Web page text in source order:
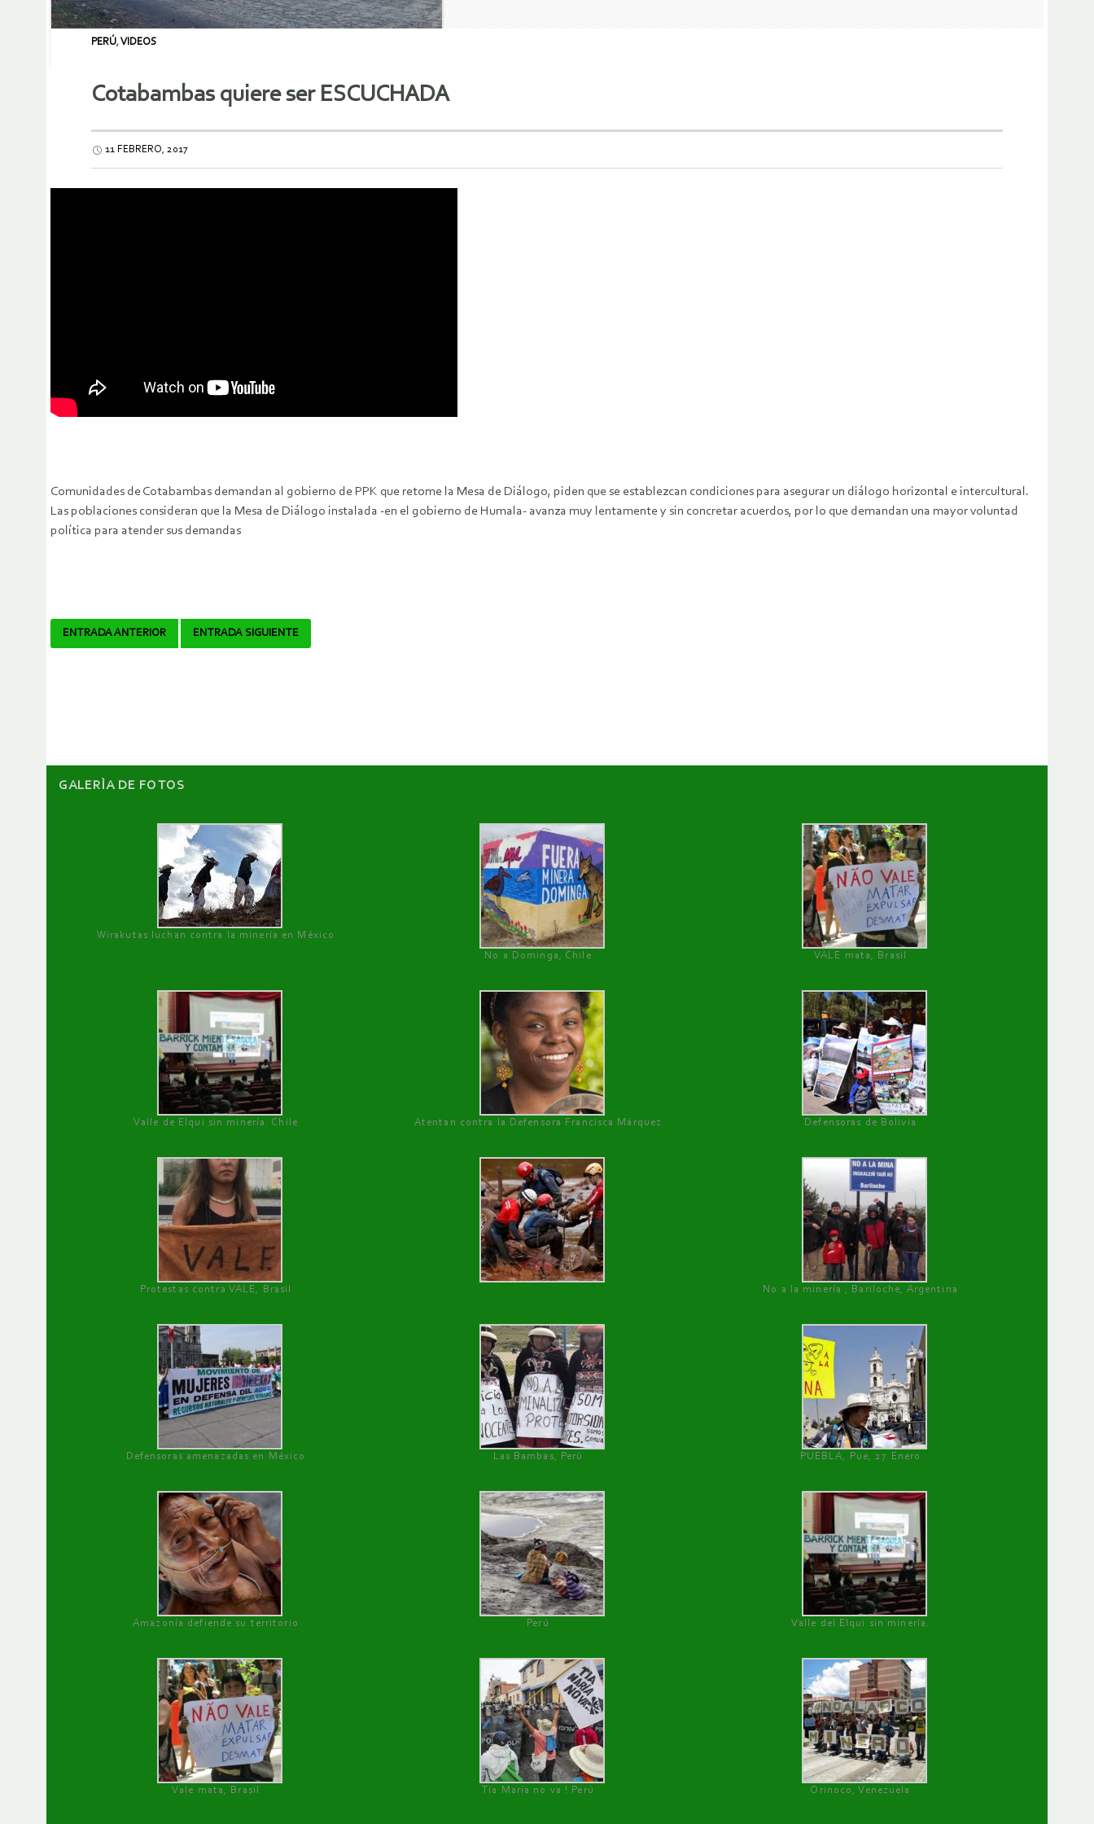
PERÚ,VIDEOS
Cotabambas quiere ser ESCUCHADA
11 FEBRERO, 2017
Comunidades de Cotabambas demandan al gobierno de PPK que retome la Mesa de Diálogo, piden que se establezcan condiciones para asegurar un diálogo horizontal e intercultural.
Las poblaciones consideran que la Mesa de Diálogo instalada -en el gobierno de Humala- avanza muy lentamente y sin concretar acuerdos, por lo que demandan una mayor voluntad
política para atender sus demandas
Navegador
ENTRADA ANTERIOR ENTRADA SIGUIENTE
GALERÌA DE FOTOS
Wirakutas luchan contra la minería en México
No a Dominga, Chile
VALE mata, Brasil
Valle de Elqui sin minería. Chile Atentan contra la Defensora Francisca Márquez Defensoras de Bolivia
Protestas contra VALE, Brasil No a la minería , Bariloche, Argentina
Defensoras amenazadas en México Las Bambas, Perú PUEBLA, Pue, 27 Enero
Amazonía defiende su territorio Perú Valle del Elqui sin minería.
Vale mata, Brasil Tía María no va ! Perú Orinoco, Venezuela